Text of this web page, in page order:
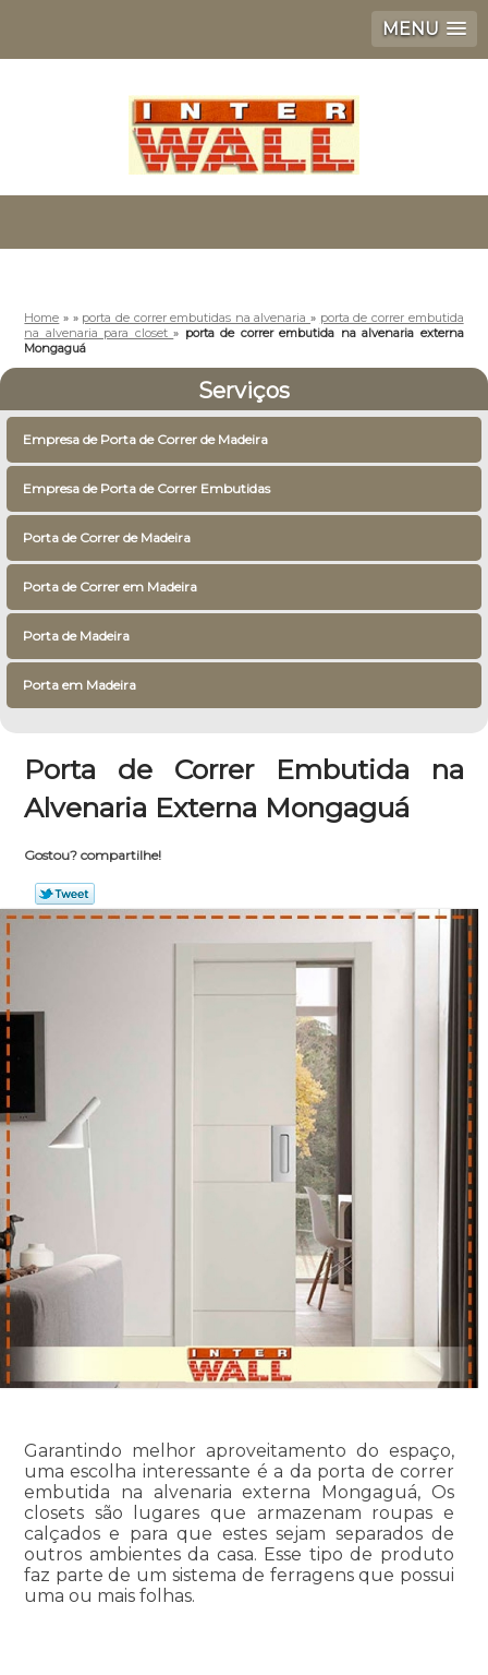
MENU
Home » » porta de correr embutidas na alvenaria» porta de correr embutida
na alvenaria para closet» porta de correr embutida na alvenaria externa
Mongaguá
Serviços
Empresa de Porta de Correr de Madeira
Empresa de Porta de Correr Embutidas
Porta de Correr de Madeira
Porta de Correr em Madeira
Porta de Madeira
Porta em Madeira
Porta de Correr Embutida na
Alvenaria Externa Mongaguá
Gostou? compartilhe!
Garantindo melhor aproveitamento do espaço,
uma escolha interessante é a da porta de correr
embutida na alvenaria externa Mongaguá, Os
closets são lugares que armazenam roupas e
calçados e para que estes sejam separados de
outros ambientes da casa. Esse tipo de produto
faz parte de um sistema de ferragens que possui
uma ou mais folhas.